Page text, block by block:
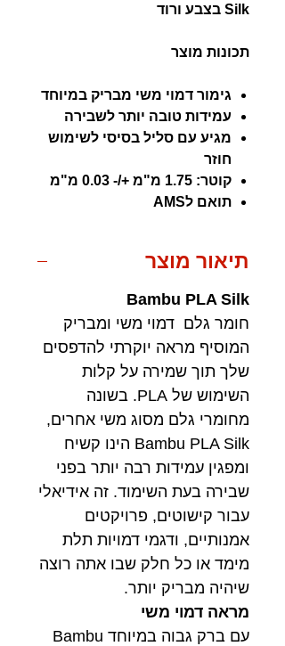
Silk בצבע ורוד
תכונות מוצר
גימור דמוי משי מבריק במיוחד
עמידות טובה יותר לשבירה
מגיע עם סליל בסיסי לשימוש
חוזר
קוטר: 1.75 מ"מ +/- 0.03 מ"מ
תואם לAMS
תיאור מוצר
Bambu PLA Silk
חומר גלם דמוי משי ומבריק
המוסיף מראה יוקרתי להדפסים
שלך תוך שמירה על קלות
השימוש של PLA. בשונה
מחומרי גלם מסוג משי אחרים,
Bambu PLA Silk הינו קשיח
ומפגין עמידות רבה יותר בפני
שבירה בעת השימוד. זה אידיאלי
עבור קישוטים, פרויקטים
אמנותיים, ודגמי דמויות תלת
מימד או כל חלק שבו אתה רוצה
שיהיה מבריק יותר.
מראה דמוי משי
עם ברק גבוה במיוחד Bambu